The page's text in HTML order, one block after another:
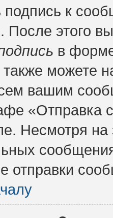
подпись к
После этого
в
можете
вашим
«Отправка
Несмотря
отправки